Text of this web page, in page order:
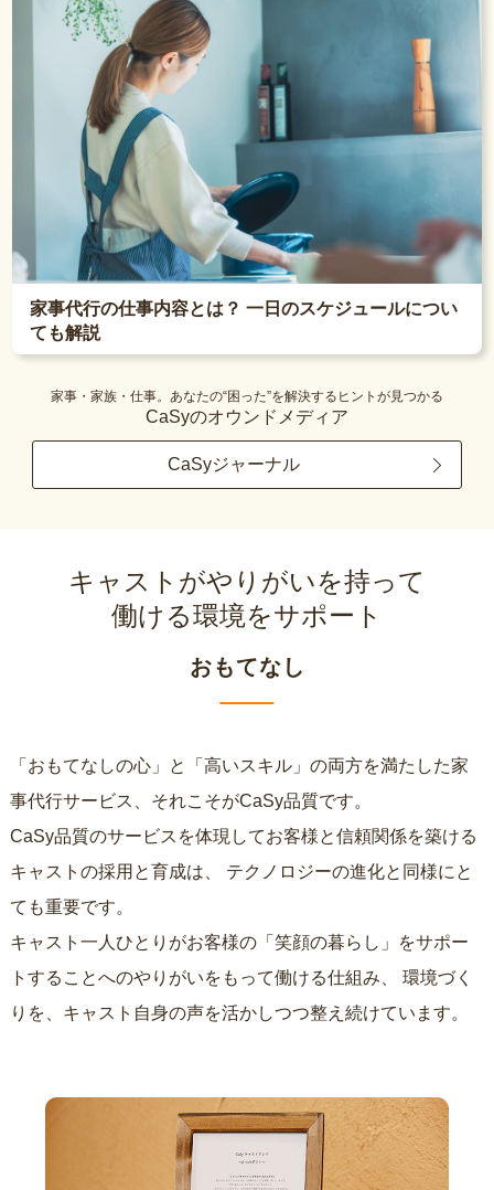
家事代行の仕事内容とは？ 一日のスケジュールについ
ても解説
家事・家族・仕事。あなたの“困った”を解決するヒントが見つかる
CaSyのオウンドメディア
CaSyジャーナル
キャストがやりがいを持って
働ける環境をサポート
おもてなし
「おもてなしの心」と「高いスキル」の両方を満たした家
事代行サービス、それこそがCaSy品質です。
CaSy品質のサービスを体現してお客様と信頼関係を築ける
キャストの採用と育成は、
ても重要です。
キャスト一人ひとりがお客様の「笑顔の暮らし」をサポー
トすることへのやりがいをもって働ける仕組み、
りを、キャスト自身の声を活かしつつ整え続けています。